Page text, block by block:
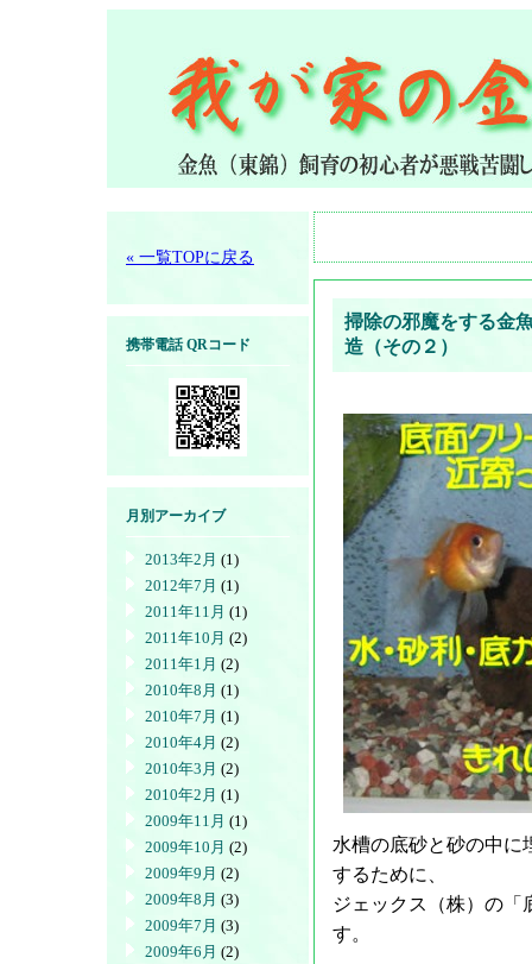
« 一覧TOPに戻る
携帯電話 QRコード
月別アーカイブ
2013年2月 (1)
2012年7月 (1)
2011年11月 (1)
2011年10月 (2)
2011年1月 (2)
2010年8月 (1)
2010年7月 (1)
2010年4月 (2)
2010年3月 (2)
2010年2月 (1)
2009年11月 (1)
2009年10月 (2)
2009年9月 (2)
2009年8月 (3)
2009年7月 (3)
2009年6月 (2)
掃除の邪魔をする金
造（その２）
水槽の底砂と砂の中に
するために、
ジェックス（株）の「
す。